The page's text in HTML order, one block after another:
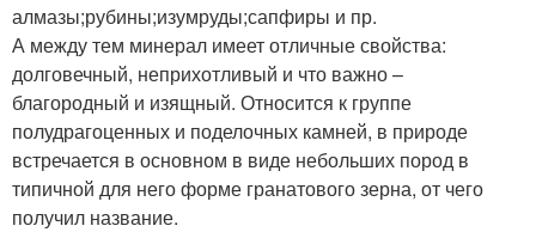
алмазы;рубины;изумруды;сапфиры и пр.
А между тем минерал имеет отличные свойства:
долговечный, неприхотливый и что важно –
благородный и изящный. Относится к группе
полудрагоценных и поделочных камней, в природе
встречается в основном в виде небольших пород в
типичной для него форме гранатового зерна, от чего
получил название.